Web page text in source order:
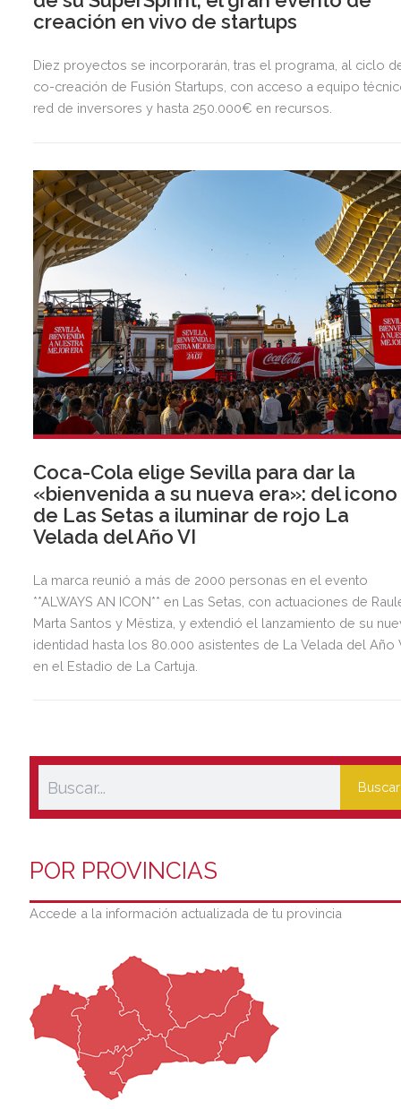
creación en vivo de startups
Diez proyectos se incorporarán, tras el programa, al ciclo
co-creación de Fusión Startups, con acceso a equipo
red de inversores y hasta 250.000€ en recursos.
Coca-Cola elige Sevilla para dar la
«bienvenida a su nueva era»: del icono
de Las Setas a iluminar de rojo La
Velada del Año VI
La marca reunió a más de 2000 personas en el evento
**ALWAYS AN ICON** en Las Setas, con actuaciones de
Marta Santos y Mëstiza, y extendió el lanzamiento de su
identidad hasta los 80.000 asistentes de La Velada del Año
en el Estadio de La Cartuja.
Buscar
POR PROVINCIAS
Accede a la información actualizada de tu provincia